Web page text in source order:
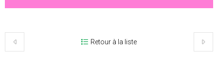
Retour à la liste